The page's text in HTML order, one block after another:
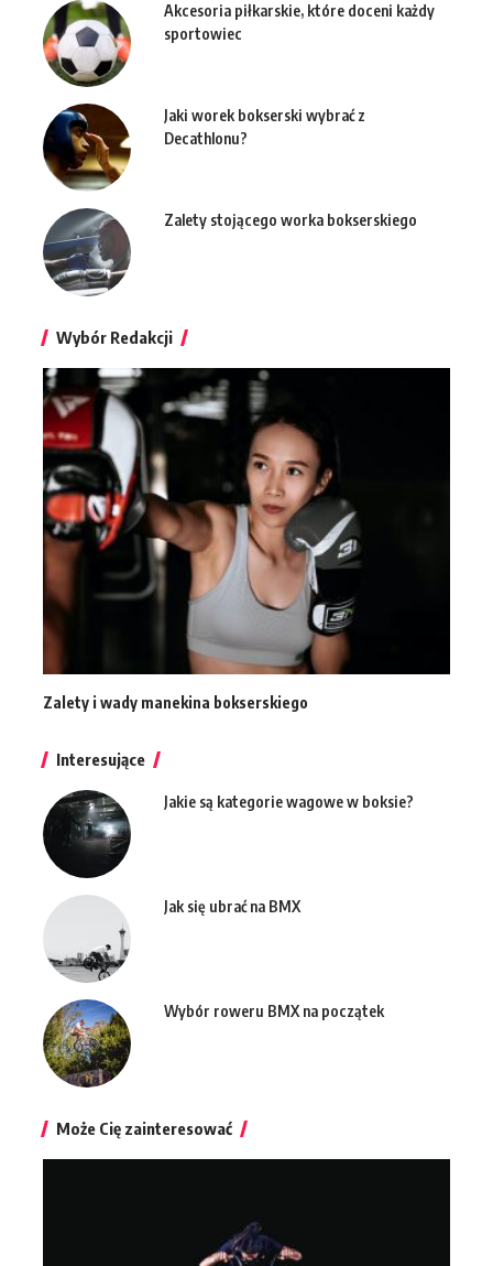
Akcesoria piłkarskie, które doceni każdy
sportowiec
Jaki worek bokserski wybrać z
Decathlonu?
Zalety stojącego worka bokserskiego
Wybór Redakcji
Zalety i wady manekina bokserskiego
Interesujące
Jakie są kategorie wagowe w boksie?
Jak się ubrać na BMX
Wybór roweru BMX na początek
Może Cię zainteresować